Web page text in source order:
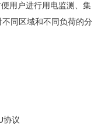
用户进行用电监测、集
同区域和不同负荷的分
协议